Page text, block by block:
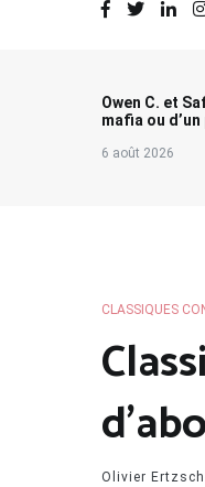
Owen C. et
mafia ou
6 août 2026
CLASSIQUES
Olivier